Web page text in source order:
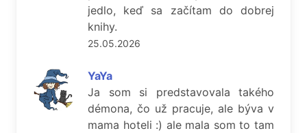
jedlo, keď sa začítam do dobrej
knihy.
25.05.2026
YaYa
Ja som si predstavovala takého
démona, čo už pracuje, ale býva v
mama hoteli :) ale mala som to tam